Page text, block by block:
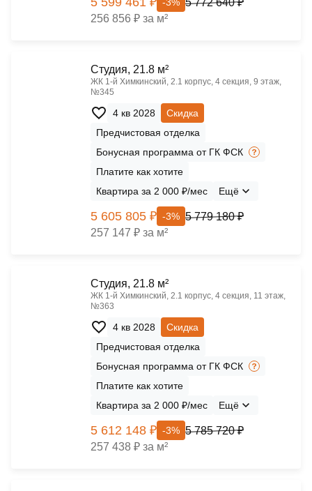
256 856 ₽ за м²
Cтудия, 21.8 м²
ЖК 1‑й Химкинский, 2.1 корпус, 4 секция, 9 этаж,
№345
4 кв 2028
Скидка
Предчистовая отделка
Бонусная программа от ГК ФСК
Платите как хотите
Квартира за 2 000 ₽/мес
Ещё
5 605 805 ₽ -3% 5 779 180 ₽
257 147 ₽ за м²
Cтудия, 21.8 м²
ЖК 1‑й Химкинский, 2.1 корпус, 4 секция, 11 этаж,
№363
4 кв 2028
Скидка
Предчистовая отделка
Бонусная программа от ГК ФСК
Платите как хотите
Квартира за 2 000 ₽/мес
Ещё
5 612 148 ₽ -3% 5 785 720 ₽
257 438 ₽ за м²